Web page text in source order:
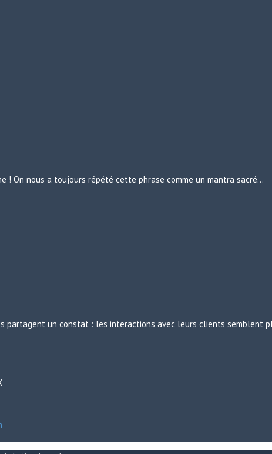
! On nous a toujours répété cette phrase comme un mantra sacré…
partagent un constat : les interactions avec leurs clients semblent